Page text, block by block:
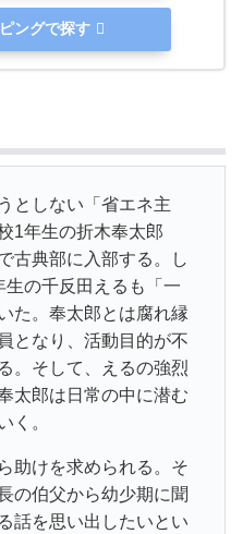
ングで探す
としない「省エネ主
1年生の折木奉太郎
古典部に入部する。し
の千反田えるも「一
た。奉太郎とは腐れ縁
となり、活動目的が不
。そして、えるの強烈
太郎は日常の中に潜む
く。
助けを求められる。そ
の伯父から幼少期に聞
話を思い出したいとい